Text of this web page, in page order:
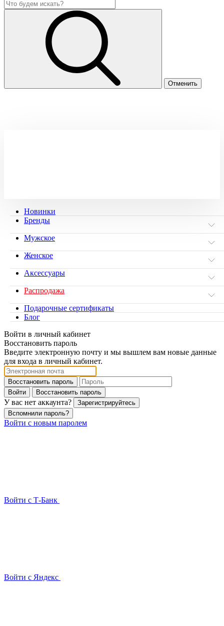
Новинки
Бренды
Мужское
Женское
Аксессуары
Распродажа
Подарочные сертификаты
Блог
Войти в личный кабинет
Восстановить пароль
Введите электронную почту и мы вышлем вам новые данные
для входа в личный кабинет.
Восстановить пароль
Войти
Восстановить пароль
У вас нет аккаунта?
Зарегистрируйтесь
Вспомнили пароль?
Войти с новым паролем
Войти с Т-Банк
Войти с Яндекс